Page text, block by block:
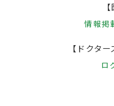
情報掲
【ドクタ
ロ